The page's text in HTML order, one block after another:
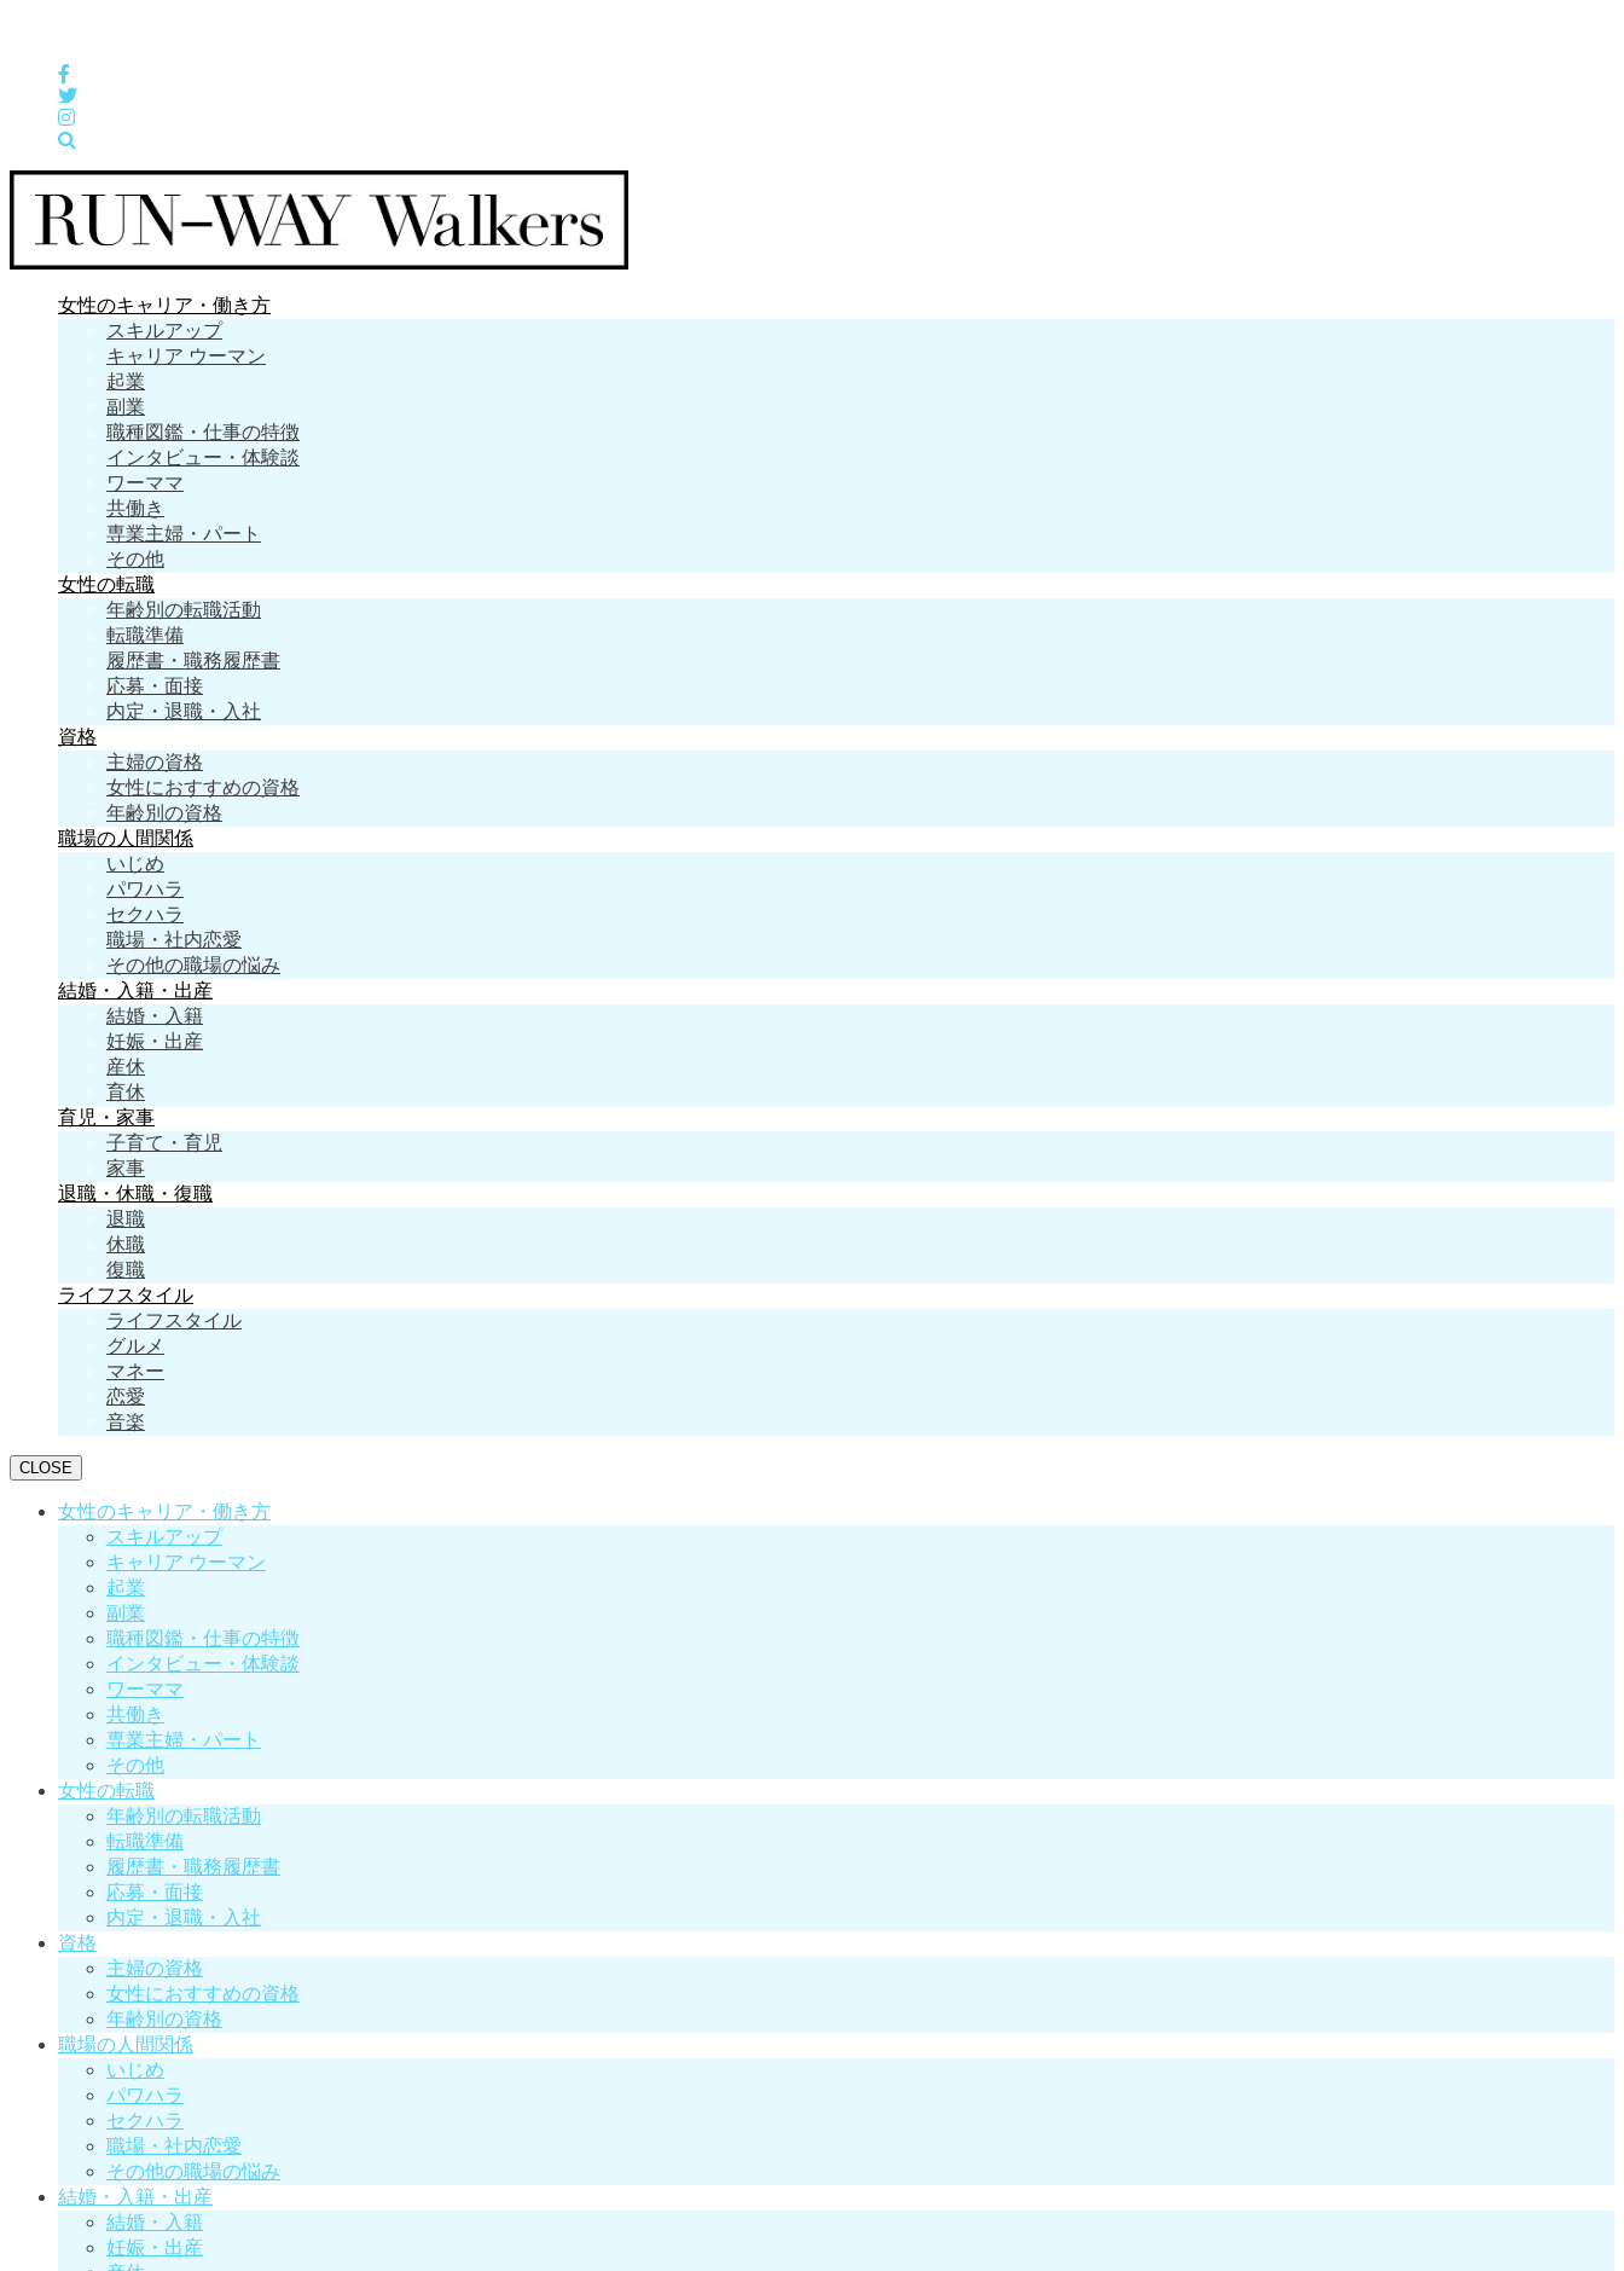
女性のキャリア・働き方
スキルアップ
キャリア ウーマン
起業
副業
職種図鑑・仕事の特徴
インタビュー・体験談
ワーママ
共働き
専業主婦・パート
その他
女性の転職
年齢別の転職活動
転職準備
履歴書・職務履歴書
応募・面接
内定・退職・入社
資格
主婦の資格
女性におすすめの資格
年齢別の資格
職場の人間関係
いじめ
パワハラ
セクハラ
職場・社内恋愛
その他の職場の悩み
結婚・入籍・出産
結婚・入籍
妊娠・出産
産休
育休
育児・家事
子育て・育児
家事
退職・休職・復職
退職
休職
復職
ライフスタイル
ライフスタイル
グルメ
マネー
恋愛
音楽
CLOSE
女性のキャリア・働き方
スキルアップ
キャリア ウーマン
起業
副業
職種図鑑・仕事の特徴
インタビュー・体験談
ワーママ
共働き
専業主婦・パート
その他
女性の転職
年齢別の転職活動
転職準備
履歴書・職務履歴書
応募・面接
内定・退職・入社
資格
主婦の資格
女性におすすめの資格
年齢別の資格
職場の人間関係
いじめ
パワハラ
セクハラ
職場・社内恋愛
その他の職場の悩み
結婚・入籍・出産
結婚・入籍
妊娠・出産